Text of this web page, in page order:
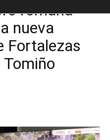
romana
nueva
Fortalezas